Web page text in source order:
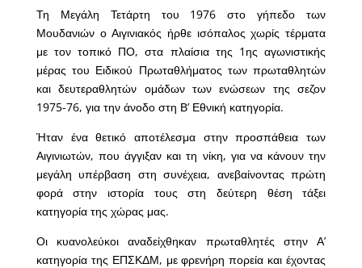
Τη Μεγάλη Τετάρτη του 1976 στο γήπεδο των
Μουδανιών ο Αιγινιακός ήρθε ισόπαλος χωρίς τέρματα
με τον τοπικό ΠΟ, στα πλαίσια της 1ης αγωνιστικής
μέρας του Ειδικού Πρωταθλήματος των πρωταθλητών
και δευτεραθλητών ομάδων των ενώσεων της σεζον
1975-76, για την άνοδο στη Β’ Εθνική κατηγορία.
Ήταν ένα θετικό αποτέλεσμα στην προσπάθεια των
Αιγινιωτών, που άγγιξαν και τη νίκη, για να κάνουν την
μεγάλη υπέρβαση στη συνέχεια, ανεβαίνοντας πρώτη
φορά στην ιστορία τους στη δεύτερη θέση τάξει
κατηγορία της χώρας μας.
Οι κυανολεύκοι αναδείχθηκαν πρωταθλητές στην Α’
κατηγορία της ΕΠΣΚΔΜ, με φρενήρη πορεία και έχοντας